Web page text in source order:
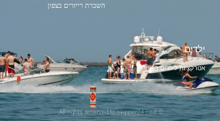
השכרת רייזרים בצפון
ילדים
אטרקציות לילדים בצפון
© All rights reserved to skipper24.co.il.